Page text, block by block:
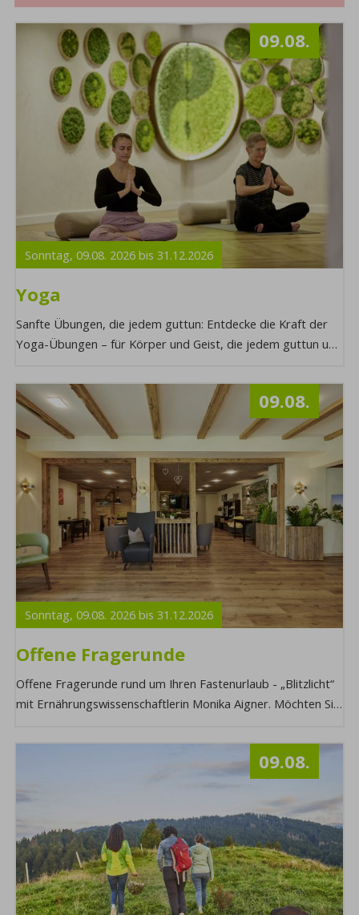
ERNÄHRUNG
KREATIVWORKSHOPS
VORTRÄGE
ERHOLUNG & BEWEGUNG
Sonntag,09.08. 2026 bis31.12.2026
09.08.
Yoga
Sanfte Übungen, die jedem guttun: Entdecke die Kraft der
Yoga-Übungen – für Körper und Geist, die jedem guttun und
Sonntag,09.08. 2026 bis31.12.2026
09.08.
Offene Fragerunde
Offene Fragerunde rund um Ihren Fastenurlaub - „Blitzlicht“
mit Ernährungswissenschaftlerin Monika Aigner. Möchten Sie
09.08.